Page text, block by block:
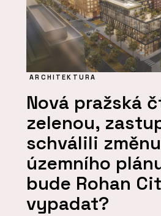
ARCHITEKTURA
Nová pražská
zelenou,
schválili změnu
územního
bude Rohan
vypadat?